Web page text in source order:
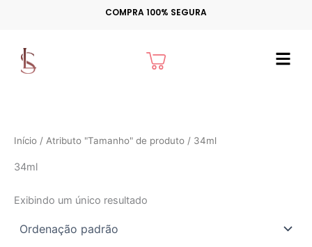
conteúdo
COMPRA 100% SEGURA
Cart
Início / Atributo "Tamanho" de produto / 34ml
34ml
Exibindo um único resultado